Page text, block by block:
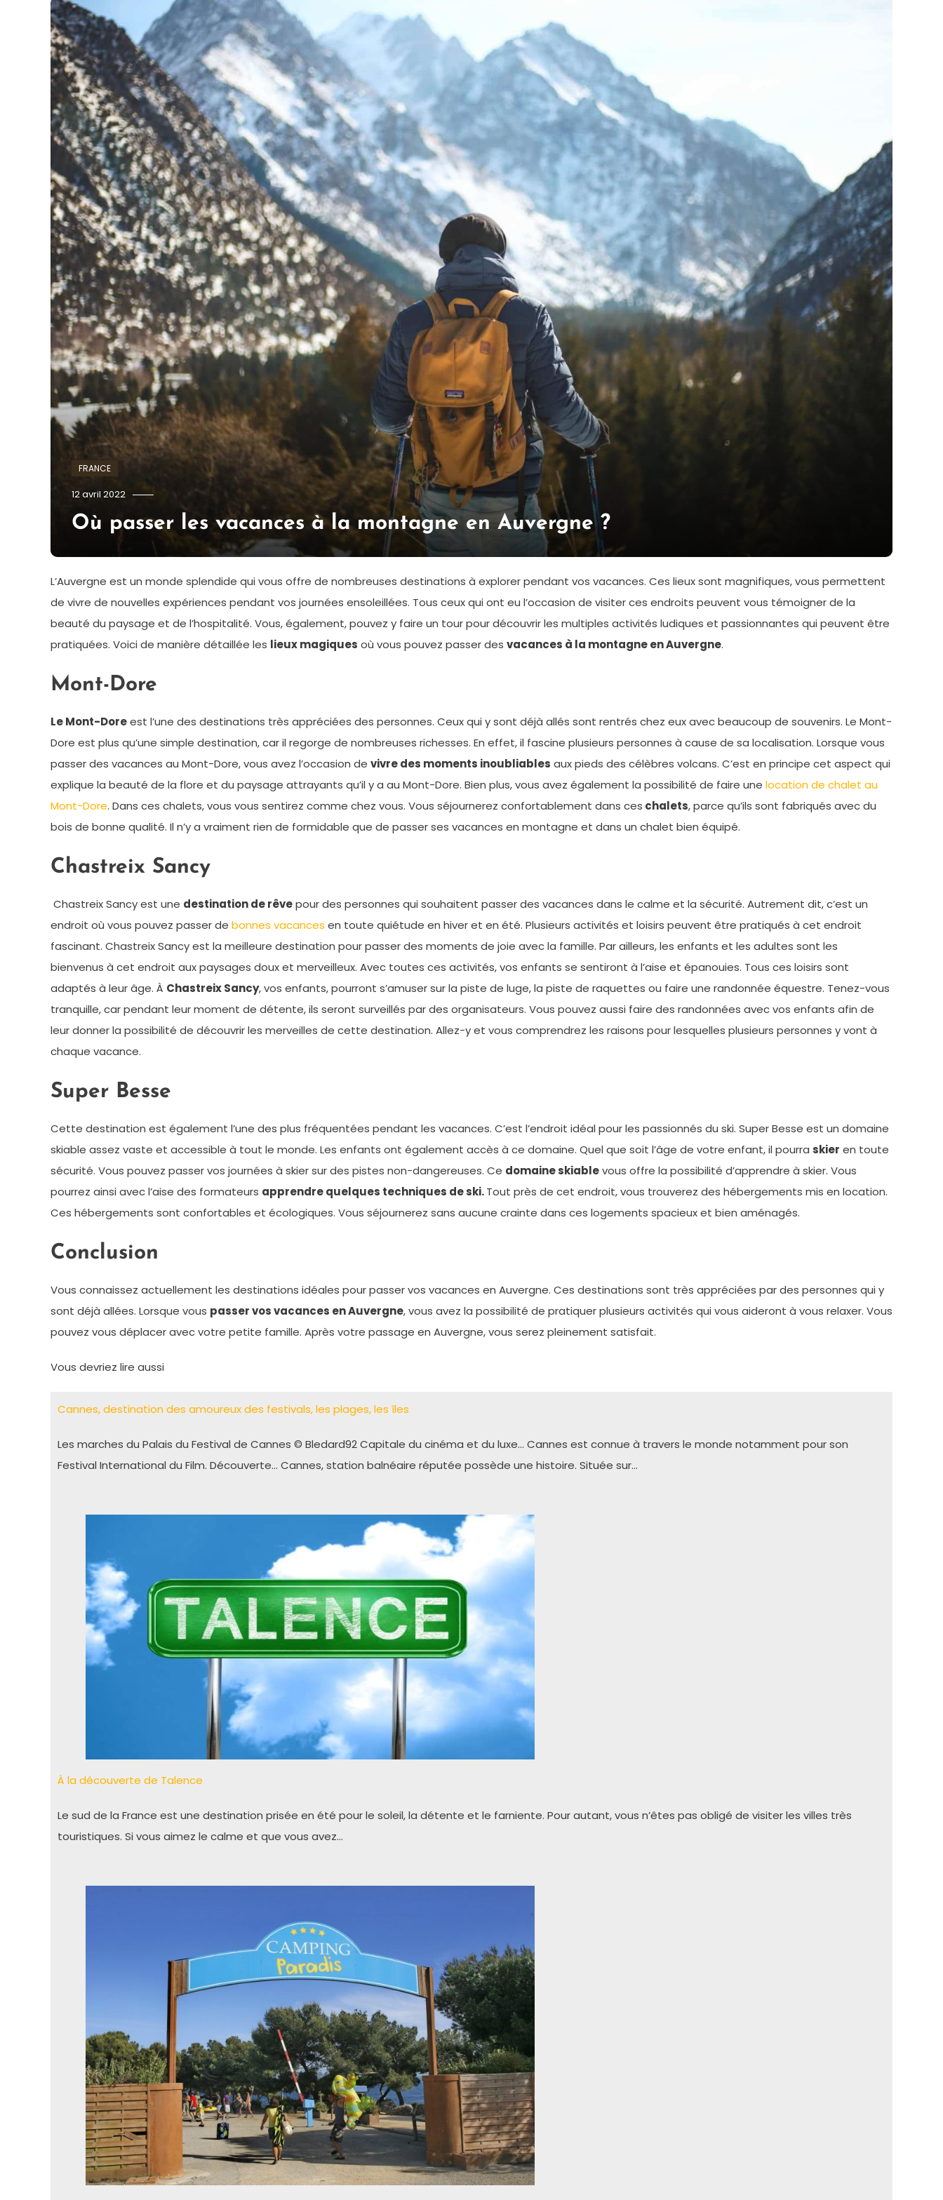
FRANCE
12 avril 2022 admin
Où passer les vacances à la montagne en Auvergne ?
L’Auvergne est un monde splendide qui vous offre de nombreuses destinations à explorer pendant vos vacances. Ces lieux sont magnifiques, vous permettent
de vivre de nouvelles expériences pendant vos journées ensoleillées. Tous ceux qui ont eu l’occasion de visiter ces endroits peuvent vous témoigner de la
beauté du paysage et de l’hospitalité. Vous, également, pouvez y faire un tour pour découvrir les multiples activités ludiques et passionnantes qui peuvent être
pratiquées. Voici de manière détaillée les lieux magiques où vous pouvez passer des vacances à la montagne en Auvergne.
Mont-Dore
Le Mont-Doreest l’une des destinations très appréciées des personnes. Ceux qui y sont déjà allés sont rentrés chez eux avec beaucoup de souvenirs. Le Mont-
Dore est plus qu’une simple destination, car il regorge de nombreuses richesses. En effet, il fascine plusieurs personnes à cause de sa localisation. Lorsque vous
passer des vacances au Mont-Dore, vous avez l’occasion de vivre des moments inoubliables aux pieds des célèbres volcans. C’est en principe cet aspect qui
explique la beauté de la flore et du paysage attrayants qu’il y a au Mont-Dore. Bien plus, vous avez également la possibilité de faire une location de chalet au
Mont-Dore. Dans ces chalets, vous vous sentirez comme chez vous. Vous séjournerez confortablement dans ces chalets, parce qu’ils sont fabriqués avec du
bois de bonne qualité. Il n’y a vraiment rien de formidable que de passer ses vacances en montagne et dans un chalet bien équipé.
Chastreix Sancy
Chastreix Sancy est une destination de rêvepour des personnes qui souhaitent passer des vacances dans le calme et la sécurité. Autrement dit, c’est un
endroit où vous pouvez passer de bonnes vacances en toute quiétude en hiver et en été. Plusieurs activités et loisirs peuvent être pratiqués à cet endroit
fascinant. Chastreix Sancy est la meilleure destination pour passer des moments de joie avec la famille. Par ailleurs, les enfants et les adultes sont les
bienvenus à cet endroit aux paysages doux et merveilleux. Avec toutes ces activités, vos enfants se sentiront à l’aise et épanouies. Tous ces loisirs sont
adaptés à leur âge. À Chastreix Sancy, vos enfants, pourront s’amuser sur la piste de luge, la piste de raquettes ou faire une randonnée équestre. Tenez-vous
tranquille, car pendant leur moment de détente, ils seront surveillés par des organisateurs. Vous pouvez aussi faire des randonnées avec vos enfants afin de
leur donner la possibilité de découvrir les merveilles de cette destination. Allez-y et vous comprendrez les raisons pour lesquelles plusieurs personnes y vont à
chaque vacance.
Super Besse
Cette destination est également l’une des plus fréquentées pendant les vacances. C’est l’endroit idéal pour les passionnés du ski. Super Besse est un domaine
skiable assez vaste et accessible à tout le monde. Les enfants ont également accès à ce domaine. Quel que soit l’âge de votre enfant, il pourra skier en toute
sécurité. Vous pouvez passer vos journées à skier sur des pistes non-dangereuses. Ce domaine skiablevous offre la possibilité d’apprendre à skier. Vous
pourrez ainsi avec l’aise des formateurs apprendre quelques techniques de ski.Tout près de cet endroit, vous trouverez des hébergements mis en location.
Ces hébergements sont confortables et écologiques. Vous séjournerez sans aucune crainte dans ces logements spacieux et bien aménagés.
Conclusion
Vous connaissez actuellement les destinations idéales pour passer vos vacances en Auvergne. Ces destinations sont très appréciées par des personnes qui y
sont déjà allées. Lorsque vous passer vos vacances en Auvergne, vous avez la possibilité de pratiquer plusieurs activités qui vous aideront à vous relaxer. Vous
pouvez vous déplacer avec votre petite famille. Après votre passage en Auvergne, vous serez pleinement satisfait.
Vous devriez lire aussi
Cannes, destination des amoureux des festivals, les plages, les îles
Les marches du Palais du Festival de Cannes © Bledard92 Capitale du cinéma et du luxe… Cannes est connue à travers le monde notamment pour son
Festival International du Film. Découverte… Cannes, station balnéaire réputée possède une histoire. Située sur…
À la découverte de Talence
Le sud de la France est une destination prisée en été pour le soleil, la détente et le farniente. Pour autant, vous n’êtes pas obligé de visiter les villes très
touristiques. Si vous aimez le calme et que vous avez…